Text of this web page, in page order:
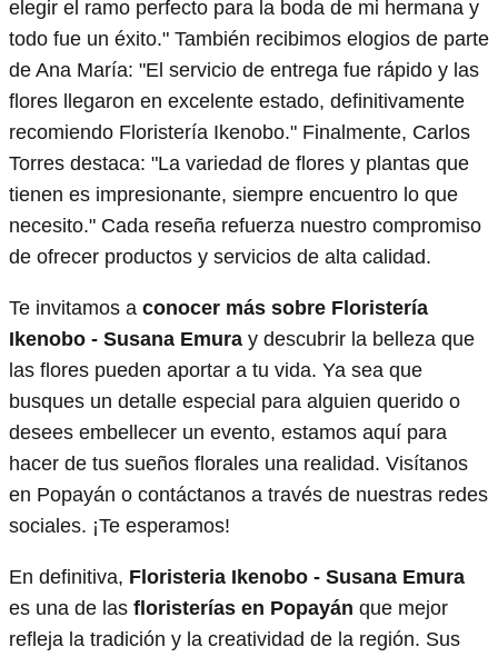
elegir el ramo perfecto para la boda de mi hermana y
todo fue un éxito." También recibimos elogios de parte
de Ana María: "El servicio de entrega fue rápido y las
flores llegaron en excelente estado, definitivamente
recomiendo Floristería Ikenobo." Finalmente, Carlos
Torres destaca: "La variedad de flores y plantas que
tienen es impresionante, siempre encuentro lo que
necesito." Cada reseña refuerza nuestro compromiso
de ofrecer productos y servicios de alta calidad.
Te invitamos a conocer más sobre Floristería
Ikenobo - Susana Emura y descubrir la belleza que
las flores pueden aportar a tu vida. Ya sea que
busques un detalle especial para alguien querido o
desees embellecer un evento, estamos aquí para
hacer de tus sueños florales una realidad. Visítanos
en Popayán o contáctanos a través de nuestras redes
sociales. ¡Te esperamos!
En definitiva, Floristeria Ikenobo - Susana Emura
es una de las floristerías en Popayán que mejor
refleja la tradición y la creatividad de la región. Sus